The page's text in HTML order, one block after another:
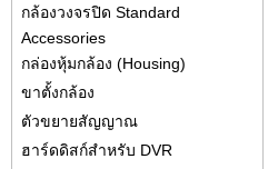
กล้องวงจรปิด Standard
Accessories
กล่องหุ้มกล้อง (Housing)
ขาตั้งกล้อง
ตัวขยายสัญญาณ
ฮาร์ดดิสก์สำหรับ DVR